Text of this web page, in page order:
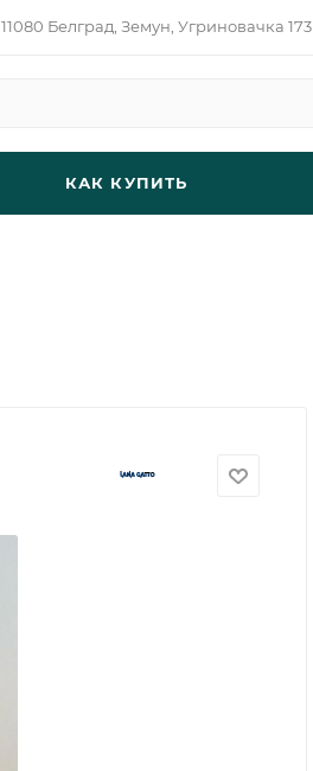
11080 Белград, Земун, Угриновачка 173
КАК КУПИТЬ